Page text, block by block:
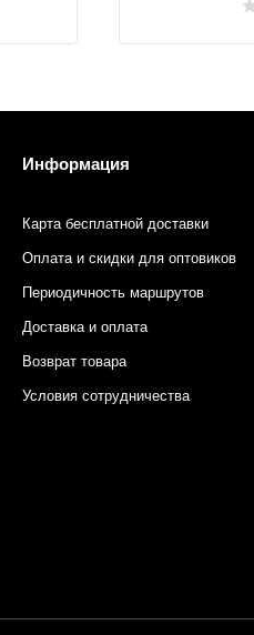
Информация
Карта бесплатной доставки
Оплата и скидки для оптовиков
Периодичность маршрутов
Доставка и оплата
Возврат товара
Условия сотрудничества